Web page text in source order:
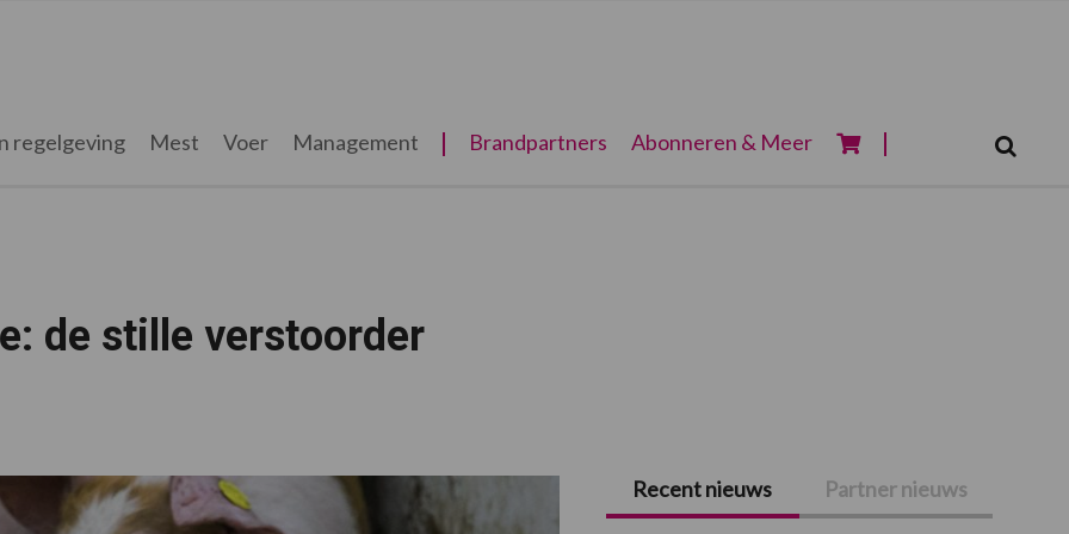
regelgeving Mest Voer Management Brandpartners Abonneren & Meer
de stille verstoorder
Primaire
Recent nieuws Partner nieuws